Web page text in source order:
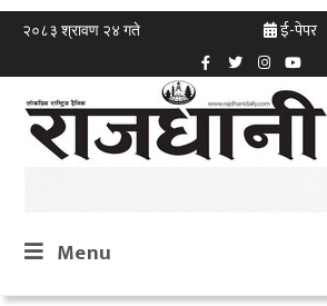
२०८३ श्रावण २४ गते ई-पेपर
Menu